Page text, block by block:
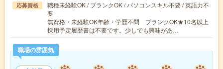
応募資格
職種未経験OK / ブランクOK / パソコンスキル不要 / 英語力不
要
無資格・未経験OK年齢・学歴不問 ブランクOK★10名以上
採用予定履歴書は不要です。少しでも興味があ…
職場の雰囲気